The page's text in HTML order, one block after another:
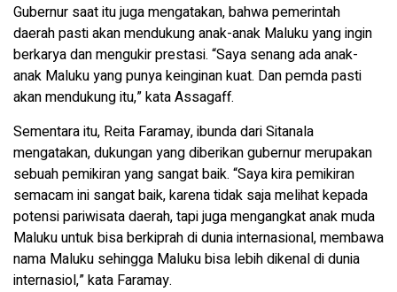
Gubernur saat itu juga mengatakan, bahwa pemerintah
daerah pasti akan mendukung anak-anak Maluku yang ingin
berkarya dan mengukir prestasi. “Saya senang ada anak-
anak Maluku yang punya keinginan kuat. Dan pemda pasti
akan mendukung itu,” kata Assagaff.
Sementara itu, Reita Faramay, ibunda dari Sitanala
mengatakan, dukungan yang diberikan gubernur merupakan
sebuah pemikiran yang sangat baik. “Saya kira pemikiran
semacam ini sangat baik, karena tidak saja melihat kepada
potensi pariwisata daerah, tapi juga mengangkat anak muda
Maluku untuk bisa berkiprah di dunia internasional, membawa
nama Maluku sehingga Maluku bisa lebih dikenal di dunia
internasiol,” kata Faramay.